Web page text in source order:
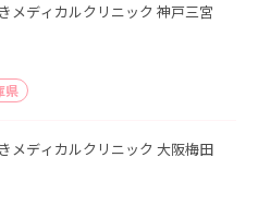
メディカルクリニック 神戸三宮
県
メディカルクリニック 大阪梅田